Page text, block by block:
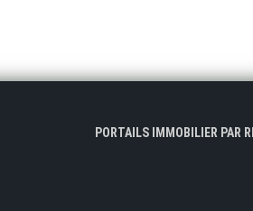
PORTAILS IMMOBILIER PAR